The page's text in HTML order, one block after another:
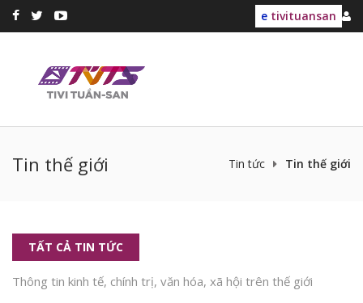
e tivituansan
Tin thế giới Tin tức Tin thế giới
TẤT CẢ TIN TỨC
Thông tin kinh tế, chính trị, văn hóa, xã hội trên thế giới